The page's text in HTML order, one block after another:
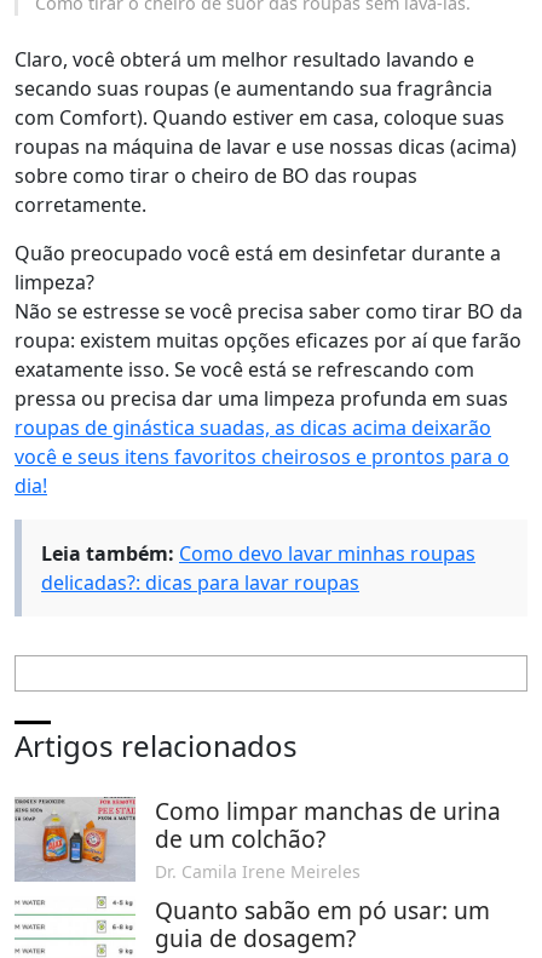
Claro, você obterá um melhor resultado lavando e
secando suas roupas (e aumentando sua fragrância
com Comfort). Quando estiver em casa, coloque suas
roupas na máquina de lavar e use nossas dicas (acima)
sobre como tirar o cheiro de BO das roupas
corretamente.
Quão preocupado você está em desinfetar durante a
limpeza?
Não se estresse se você precisa saber como tirar BO da
roupa: existem muitas opções eficazes por aí que farão
exatamente isso. Se você está se refrescando com
pressa ou precisa dar uma limpeza profunda em suas
roupas de ginástica suadas, as dicas acima deixarão
você e seus itens favoritos cheirosos e prontos para o
dia!
Leia também: Como devo lavar minhas roupas
delicadas?: dicas para lavar roupas
Artigos relacionados
Como limpar manchas de urina
de um colchão?
Dr. Camila Irene Meireles
Quanto sabão em pó usar: um
guia de dosagem?